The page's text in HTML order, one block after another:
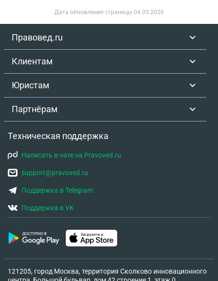
Дата обновления страницы 04.05.2026
Правовед.ru
Клиентам
Юристам
Партнёрам
Техническая поддержка
Написать в чате на Pravoved.ru
support@pravoved.ru
Поддержка в Telegram
Поддержка в VK
121205, город Москва, территория Сколково инновационного